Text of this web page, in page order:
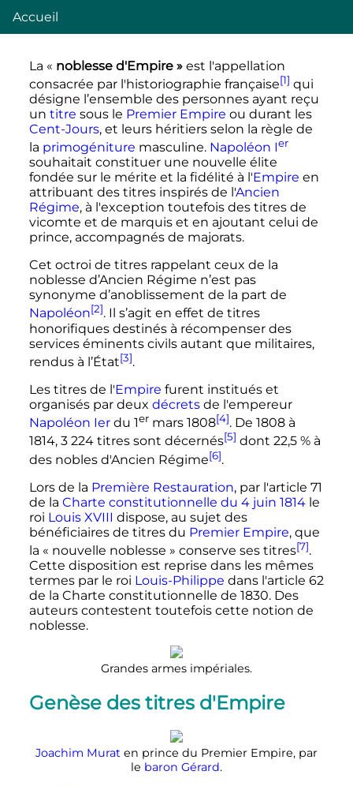
Accueil
La « noblesse d'Empire »est l'appellation
consacrée par l'historiographie française[1] qui
désigne l’ensemble des personnes ayant reçu
un titre sous le Premier Empire ou durant les
Cent-Jours, et leurs héritiers selon la règle de
la primogéniture masculine. Napoléon Ier
souhaitait constituer une nouvelle élite
fondée sur le mérite et la fidélité à l'Empire en
attribuant des titres inspirés de l'Ancien
Régime, à l'exception toutefois des titres de
vicomte et de marquis et en ajoutant celui de
prince, accompagnés de majorats.
Cet octroi de titres rappelant ceux de la
noblesse d’Ancien Régime n’est pas
synonyme d’anoblissement de la part de
Napoléon[2]. Il s’agit en effet de titres
honorifiques destinés à récompenser des
services éminents civils autant que militaires,
rendus à l’État[3].
Les titres de l'Empire furent institués et
organisés par deux décretsde l'empereur
Napoléon Ierdu 1er mars 1808[4]. De 1808 à
1814, 3 224titres sont décernés[5] dont 22,5 % à
des nobles d'Ancien Régime[6].
Lors de la Première Restauration, par l'article 71
de la Charte constitutionnelle du 4 juin 1814le
roi Louis XVIII dispose, au sujet des
bénéficiaires de titres du Premier Empire, que
la « nouvelle noblesse » conserve ses titres[7].
Cette disposition est reprise dans les mêmes
termes par le roi Louis-Philippe dans l'article 62
de la Charte constitutionnelle de 1830. Des
auteurs contestent toutefois cette notion de
noblesse.
Grandes armes impériales.
Genèse des titres d'Empire
Joachim Murat en prince du Premier Empire, par
le baron Gérard.